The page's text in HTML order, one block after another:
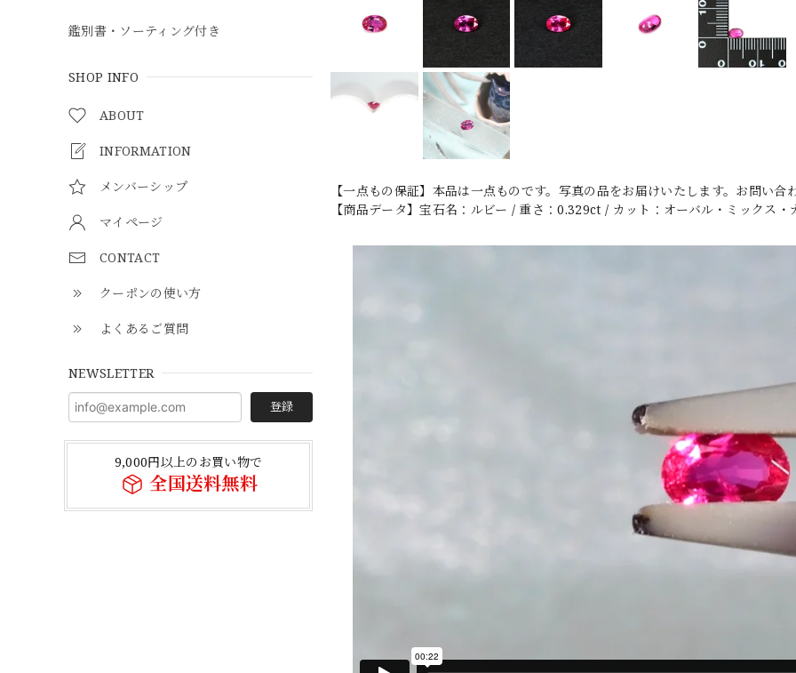
鑑別書・ソーティング付き
SHOP INFO
ABOUT
INFORMATION
メンバーシップ
マイページ
CONTACT
クーポンの使い方
よくあるご質問
NEWSLETTER
登録
9,000円以上のお買い物で
全国送料無料
【一点もの保証】本品は一点ものです。写真の品をお届けいたします。お問い
【商品データ】宝石名：ルビー / 重さ：0.329ct / カット：オーバル・ミックス